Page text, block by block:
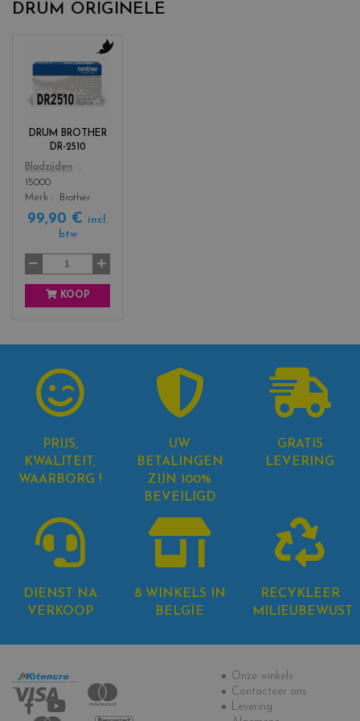
DRUM ORIGINELE
DRUM BROTHER
DR-2510
Color
c
r
c
Bladzijden
15000
Merk
Brother
99,90 €
incl.
btw
KOOP
PRIJS,
KWALITEIT,
WAARBORG !
UW
BETALINGEN
ZIJN 100%
BEVEILIGD
GRATIS
LEVERING
DIENST NA
VERKOOP
8 WINKELS IN
BELGÏE
RECYKLEER
MILIEUBEWUST
Informatie
Onze winkels
Contacteer ons
Levering